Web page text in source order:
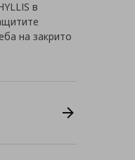
в
на закрито